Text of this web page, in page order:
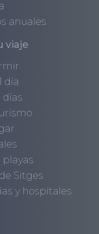
anuales
viaje
día
días
playas
Sitges
y hospitales